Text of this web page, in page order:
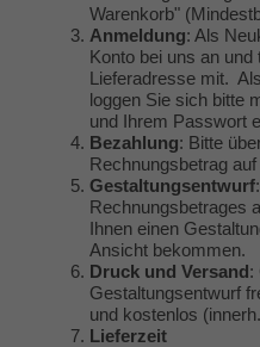
Warenkorb"
Anmeldung: Als
Konto bei uns an
Lieferadresse mit.
loggen Sie sich bitte
und Ihrem Passwort
Bezahlung: Bitte
Rechnungsbetrag
Gestaltungsentwurf
Rechnungsbetrages
Ihnen einen
Ansicht bekommen.
Druck und Versand:
Gestaltungsentwurf
und kostenlos
Lieferzeit